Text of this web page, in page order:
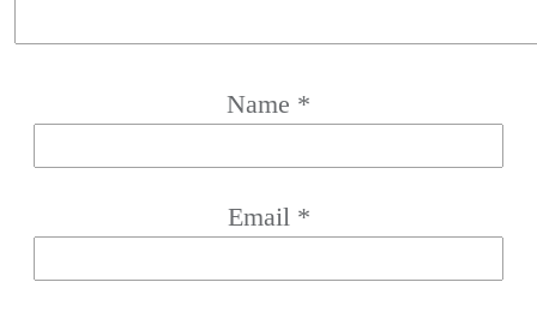
Name *
Email *